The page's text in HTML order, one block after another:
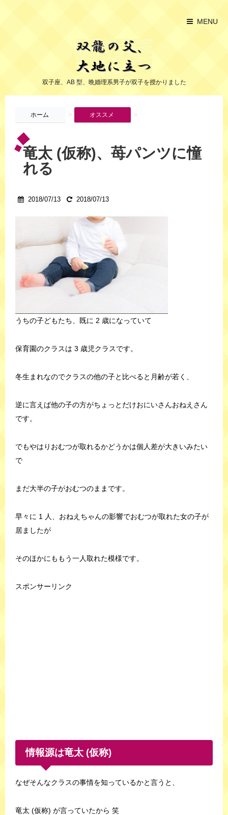
MENU
双子座、AB 型、晩婚理系男子が双子を授かりました
ホーム > オススメ >
竜太 (仮称)、苺パンツに憧
れる
2018/07/13 2018/07/13
うちの子どもたち、既に 2 歳になっていて
保育園のクラスは 3 歳児クラスです。
冬生まれなのでクラスの他の子と比べると月齢が若く、
逆に言えば他の子の方がちょっとだけおにいさんおねえさん
です。
でもやはりおむつが取れるかどうかは個人差が大きいみたい
で
まだ大半の子がおむつのままです。
早々に 1 人、おねえちゃんの影響でおむつが取れた女の子が
居ましたが
そのほかにももう一人取れた模様です。
スポンサーリンク
情報源は竜太 (仮称)
なぜそんなクラスの事情を知っているかと言うと、
竜太 (仮称) が言っていたから 笑